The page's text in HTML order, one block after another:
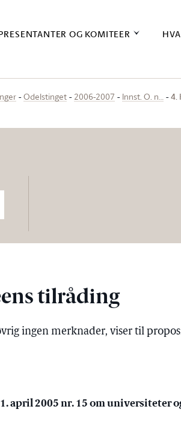
OG KOMITEER
Odelstinget 2006-2007 Innst. O. n… 4.
tilråding
ingen merknader, viser til
april 2005 nr. 15 om universiteter